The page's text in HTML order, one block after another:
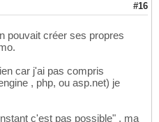
#16
pouvait créer ses propres
car j'ai pas compris
, php, ou asp.net) je
c'est pas possible" , ma